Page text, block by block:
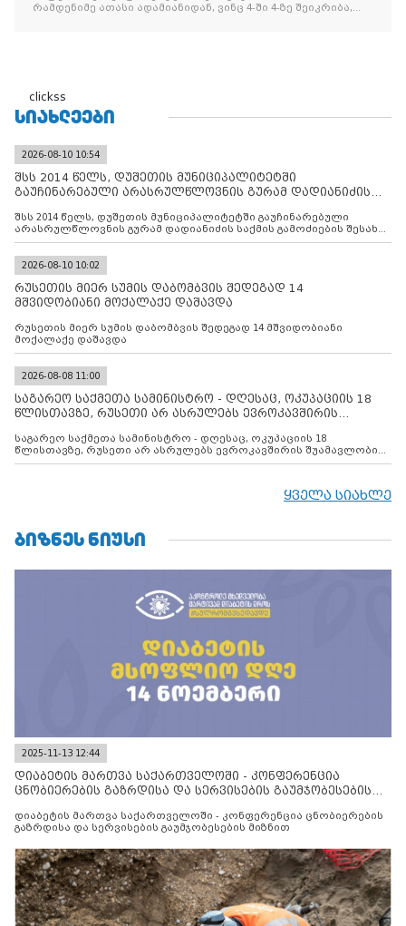
რამდენიმე ათასი ადამიანიდან, ვინც 4-ში 4-ზე შეიკრიბა,
clickss
ᲡᲘᲐᲮᲚᲔᲔᲑᲘ
2026-08-10 10:54
შსს 2014 წელს, დუშეთის მუნიციპალიტეტში
გაუჩინარებული არასრულწლოვნის გურამ დადიანიძის
შსს 2014 წელს, დუშეთის მუნიციპალიტეტში გაუჩინარებული
არასრულწლოვნის გურამ დადიანიძის საქმის გამოძიების შესახებ
ინფორმაციას ავრცელებს
2026-08-10 10:02
რუსეთის მიერ სუმის დაბომბვის შედეგად 14
მშვიდობიანი მოქალაქე დაშავდა
რუსეთის მიერ სუმის დაბომბვის შედეგად 14 მშვიდობიანი
მოქალაქე დაშავდა
2026-08-08 11:00
საგარეო საქმეთა სამინისტრო - დღესაც, ოკუპაციის 18
წლისთავზე, რუსეთი არ ასრულებს ევროკავშირის
საგარეო საქმეთა სამინისტრო - დღესაც, ოკუპაციის 18
წლისთავზე, რუსეთი არ ასრულებს ევროკავშირის შუამავლობით
დადებულ 2008 წლის 12 აგვისტოს ცეცხლის შეწყვეტის
მილიტარიზაციის პროცესს და აქტიურად დგამს ნაბიჯებს მათი
ყველა სიახლე
ᲑᲘᲖᲜᲔᲡ ᲜᲘᲣᲡᲘ
2025-11-13 12:44
დიაბეტის მართვა საქართველოში - კონფერენცია
ცნობიერების გაზრდისა და სერვისების გაუმჯობესების
დიაბეტის მართვა საქართველოში - კონფერენცია ცნობიერების
გაზრდისა და სერვისების გაუმჯობესების მიზნით